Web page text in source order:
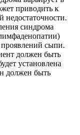
приводить к
синдрома
проявлений сыпи.
должен быть
установлена
должен быть